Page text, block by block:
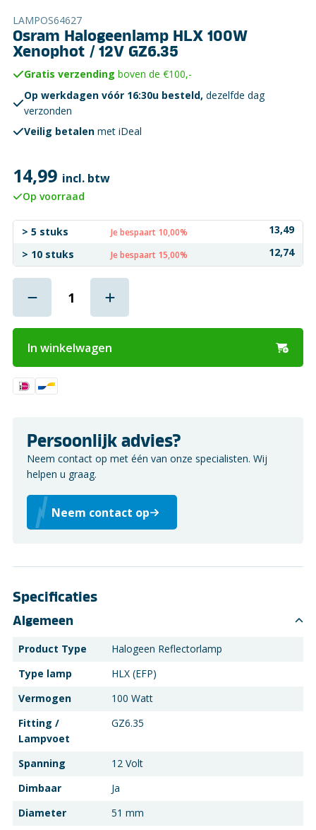
LAMPOS64627
Osram Halogeenlamp HLX 100W
Xenophot / 12V GZ6.35
Gratis verzending boven de €100,-
Op werkdagen vóór 16:30u besteld, dezelfde dag
verzonden
Veilig betalen met iDeal
14,99 incl. btw
Op voorraad
> 5 stuks Je bespaart 10,00%
13,49
> 10 stuks
Je bespaart 15,00% 12,74
In winkelwagen
Persoonlijk advies?
Neem contact op met één van onze specialisten. Wij
helpen u graag.
Neem contact op
Specificaties
Algemeen
Product Type
Halogeen Reflectorlamp
Type lamp
HLX (EFP)
Vermogen
100 Watt
Fitting /
Lampvoet
GZ6.35
Spanning
12 Volt
Dimbaar
Ja
Diameter
51 mm